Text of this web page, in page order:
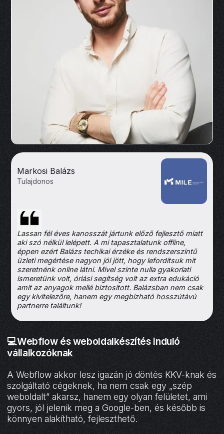
Markosi Balázs
Tulajdonos
Lassan fél éves kanosszát jártunk előző fejlesztő miatt
aki szó nélkül lelépett. A mi tapasztalatunk offline,
éppen ezért Balázs techikai érzéke és rendszerszintű
üzleti megértése nagyon jól jött, hogy lefordítsuk mit
szeretnénk online látni. Mivel szinte nulla gyakorlati
ismeretünk volt, óriási segítség volt az extra edukáció
amit az anyagok mellé biztosított. Balázsban nem csak
egy kivitelezőre, hanem egy megbízható hosszútávú
partnerre találtunk!
💻Webflow és weboldalkészítés induló
vállalkozóknak
A Webflow akkor lesz igazán jó döntés KKV-knak és
szolgáltató cégeknek, ha nem csak egy „szép
weboldalt” akarsz, hanem egy olyan felületet, ami
gyors, jól jelenik meg a Google-ben, és később is
könnyen alakítható, fejleszthető.